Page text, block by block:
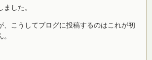
した。
、こうしてブログに投稿するのはこれが初